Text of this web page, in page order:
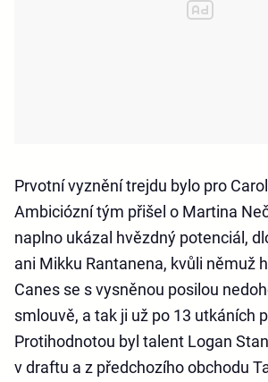
Prvotní vyznění trejdu bylo pro
Ambiciózní tým přišel o Martina
naplno ukázal hvězdný potenciál,
ani Mikku Rantanena, kvůli němuž
Canes se s vysněnou posilou
smlouvě, a tak ji už po 13 utkáních
Protihodnotou byl talent Logan
v draftu a z předchozího obchodu